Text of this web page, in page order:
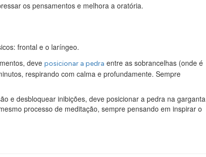
os pensamentos e melhora a oratória.
frontal e o laríngeo.
deve posicionar a pedra entre as sobrancelhas (onde é
respirando com calma e profundamente. Sempre
e desbloquear inibições, deve posicionar a pedra na garganta
processo de meditação, sempre pensando em inspirar o